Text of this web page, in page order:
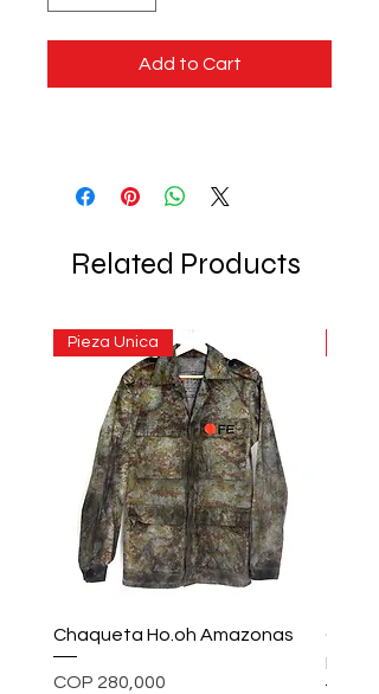
Add to Cart
Related Products
Pieza Unica
Chaqueta Ho.oh Amazonas
Price
COP 280,000
Inkwell